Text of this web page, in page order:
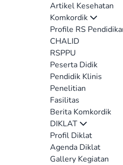
Artikel Kesehatan
Komkordik
Profile RS
CHALID
RSPPU
Peserta Didik
Pendidik Klinis
Penelitian
Fasilitas
Berita Komkordik
DIKLAT
Profil Diklat
Agenda Diklat
Gallery Kegiatan